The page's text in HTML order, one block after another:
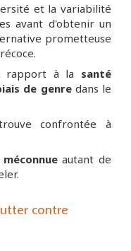
et la variabilité
avant d'obtenir un
prometteuse
rapport à la santé
de genredans le
confrontée à
méconnueautant de
contre